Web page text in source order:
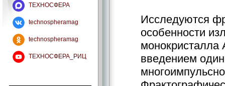
ТЕХНОСФЕРА
technospheramag
technospheramag
ТЕХНОСФЕРА_РИЦ
Исследуются
особенности
монокристалла
введением